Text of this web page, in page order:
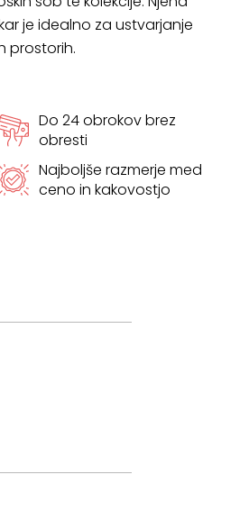
je idealno za ustvarjanje
prostorih.
Do 24 obrokov brez
obresti
Najboljše razmerje med
ceno in kakovostjo